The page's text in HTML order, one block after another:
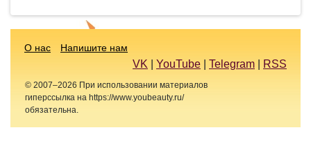
О нас Напишите нам
VK YouTube Telegram RSS
© 2007–2026 При использовании материалов
гиперссылка на https://www.youbeauty.ru/
обязательна.